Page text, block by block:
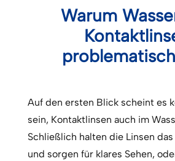
Warum
Auf den ersten Blick scheint es
sein, Kontaktlinsen auch im
Schließlich halten die Linsen
und sorgen für klares Sehen,